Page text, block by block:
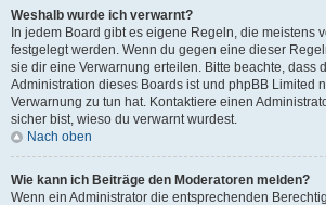
Weshalb wurde ich verwarnt?
In jedem Board gibt es eigene Regeln, die meistens
festgelegt werden. Wenn du gegen eine dieser
sie dir eine Verwarnung erteilen. Bitte beachte, dass
Administration dieses Boards ist und phpBB Limited
Verwarnung zu tun hat. Kontaktiere einen
sicher bist, wieso du verwarnt wurdest.
Nach oben
Wie kann ich Beiträge den Moderatoren melden?
Wenn ein Administrator die entsprechenden